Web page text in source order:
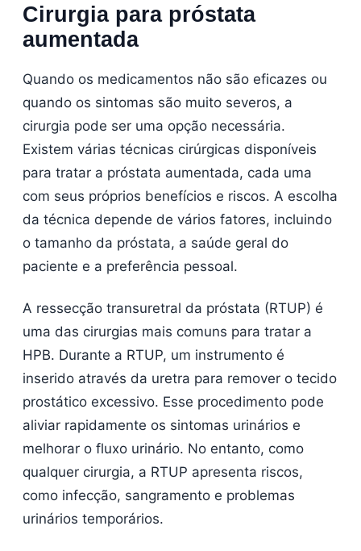
Cirurgia para próstata
aumentada
Quando os medicamentos não são eficazes ou
quando os sintomas são muito severos, a
cirurgia pode ser uma opção necessária.
Existem várias técnicas cirúrgicas disponíveis
para tratar a próstata aumentada, cada uma
com seus próprios benefícios e riscos. A escolha
da técnica depende de vários fatores, incluindo
o tamanho da próstata, a saúde geral do
paciente e a preferência pessoal.
A ressecção transuretral da próstata (RTUP) é
uma das cirurgias mais comuns para tratar a
HPB. Durante a RTUP, um instrumento é
inserido através da uretra para remover o tecido
prostático excessivo. Esse procedimento pode
aliviar rapidamente os sintomas urinários e
melhorar o fluxo urinário. No entanto, como
qualquer cirurgia, a RTUP apresenta riscos,
como infecção, sangramento e problemas
urinários temporários.